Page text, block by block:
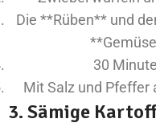
Die **Rüben** und
30
Mit Salz und Pfeffer
3. Sämige